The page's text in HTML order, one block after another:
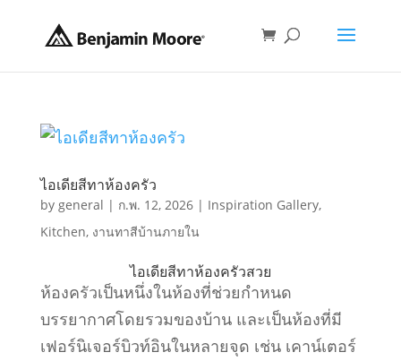
ไอเดียสีทาห้องครัว
by general | ก.พ. 12, 2026| Inspiration Gallery,
Kitchen, งานทาสีบ้านภายใน
ไอเดียสีทาห้องครัวสวย
ห้องครัวเป็นหนึ่งในห้องที่ช่วยกำหนด
บรรยากาศโดยรวมของบ้าน และเป็นห้องที่มี
เฟอร์นิเจอร์บิวท์อินในหลายจุด เช่น เคาน์เตอร์